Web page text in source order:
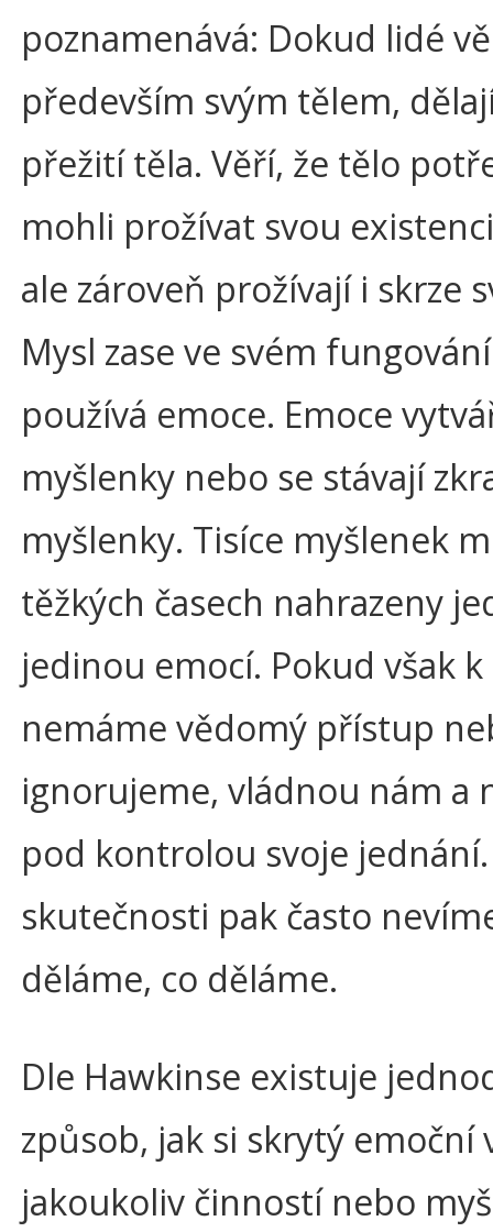
poznamenává: Dokud lidé
především svým tělem,
přežití těla. Věří, že tělo
mohli prožívat svou
ale zároveň prožívají i skrze
Mysl zase ve svém
používá emoce. Emoce
myšlenky nebo se stávají
myšlenky. Tisíce myšlenek
těžkých časech nahrazeny
jedinou emocí. Pokud však
nemáme vědomý přístup
ignorujeme, vládnou nám a
pod kontrolou svoje jednání.
skutečnosti pak často
děláme, co děláme.
Dle Hawkinse existuje
způsob, jak si skrytý emoční
jakoukoliv činností nebo